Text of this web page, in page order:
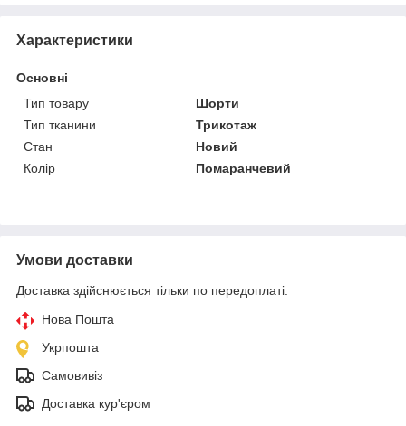
Характеристики
Основні
Тип товару
Шорти
Тип тканини
Трикотаж
Стан
Новий
Колір
Помаранчевий
Умови доставки
Доставка здійснюється тільки по передоплаті.
Нова Пошта
Укрпошта
Самовивіз
Доставка кур'єром